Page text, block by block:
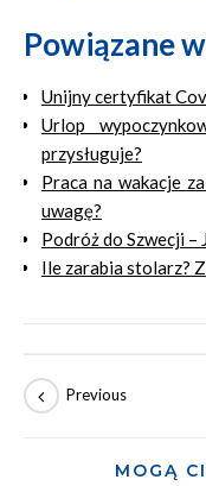
Powiązane
Unijny certyfikat
Urlop
przysługuje?
Praca na wakacje
uwagę?
Podróż do Szwecji –
Ile zarabia stolarz?
MOGĄ